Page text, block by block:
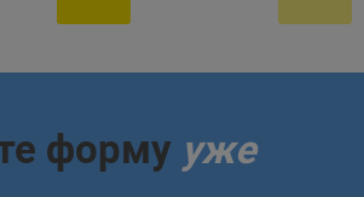
форму уже